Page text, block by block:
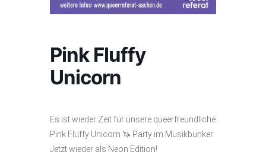
Pink Fluffy
Unicorn
Es ist wieder Zeit für unsere queerfreundliche
Pink Fluffy Unicorn 🦄 Party im Musikbunker.
Jetzt wieder als Neon Edition!